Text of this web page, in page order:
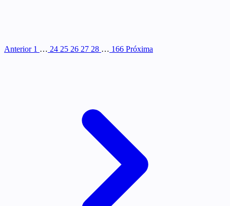
Anterior 1 … 24 25 26 27 28 … 166 Próxima